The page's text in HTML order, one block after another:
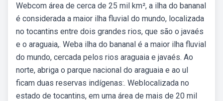
Webcom área de cerca de 25 mil km², a ilha do bananal
é considerada a maior ilha fluvial do mundo, localizada
no tocantins entre dois grandes rios, que são o javaés
e o araguaia,. Weba ilha do bananal é a maior ilha fluvial
do mundo, cercada pelos rios araguaia e javaés. Ao
norte, abriga o parque nacional do araguaia e ao ul
ficam duas reservas indígenas:. Weblocalizada no
estado de tocantins, em uma área de mais de 20 mil